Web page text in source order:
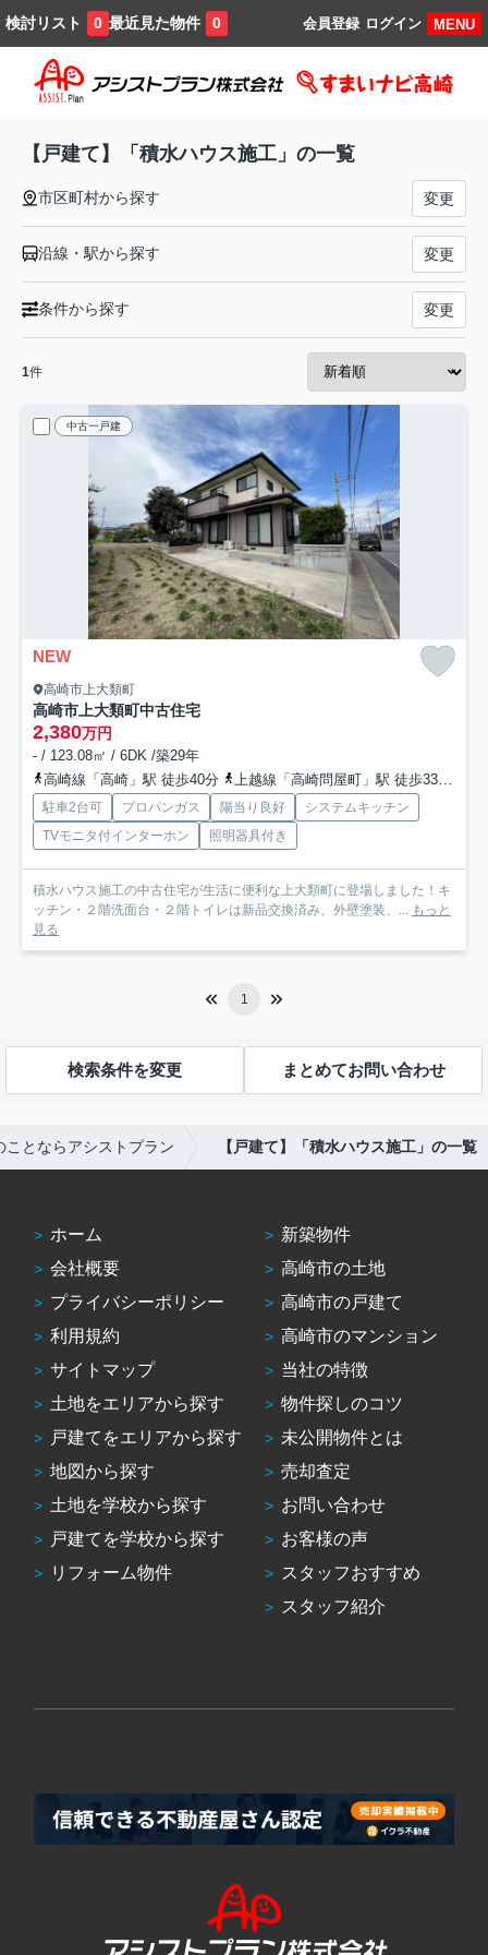
検討リスト 0 最近見た物件 0 MENU
ログイン
会員登録
【戸建て】「積水ハウス施工」の一覧
市区町村から探す 変更
沿線・駅から探す 変更
条件から探す 変更
1件
中古一戸建
NEW
高崎市上大類町
高崎市上大類町中古住宅
2,380万円
- / 123.08㎡ / 6DK /築29年
高崎線「高崎」駅 徒歩40分
上越線「高崎問屋町」駅 徒歩33分
駐車2台可 プロパンガス 陽当り良好
システムキッチン
TVモニタ付インターホン
照明器具付き
積水ハウス施工の中古住宅が生活に便利な上大類町に登場しました！キ
ッチン・２階洗面台・２階トイレは新品交換済み、外壁塗装、...
もっと
見る
1
検索条件を変更 まとめてお問い合わせ
ことならアシストプラン 【戸建て】「積水ハウス施工」の一覧
ホーム
会社概要
プライバシーポリシー
利用規約
サイトマップ
土地をエリアから探す
戸建てをエリアから探す
地図から探す
土地を学校から探す
戸建てを学校から探す
リフォーム物件
新築物件
高崎市の土地
高崎市の戸建て
高崎市のマンション
当社の特徴
物件探しのコツ
未公開物件とは
売却査定
お問い合わせ
お客様の声
スタッフおすすめ
スタッフ紹介